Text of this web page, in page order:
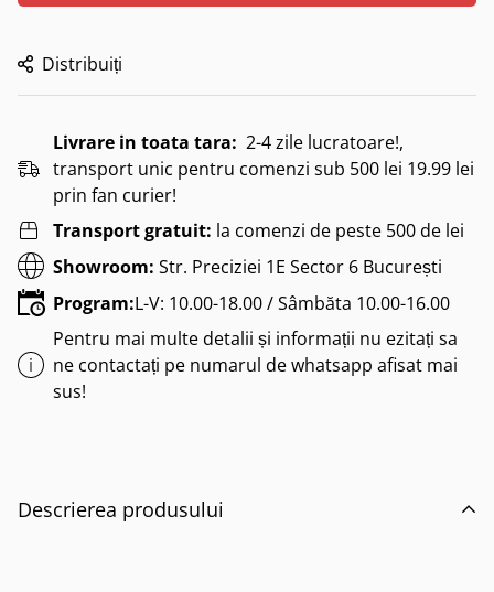
Distribuiți
Livrare in toata tara: 2-4 zile lucratoare!,
transport unic pentru comenzi sub 500 lei 19.99 lei
prin fan curier!
Transport gratuit: la comenzi de peste 500 de lei
Showroom: Str. Preciziei 1E Sector 6 București
Program:L-V: 10.00-18.00 / Sâmbăta 10.00-16.00
Pentru mai multe detalii și informații nu ezitați sa
ne contactați pe numarul de whatsapp afisat mai
sus!
Descrierea produsului